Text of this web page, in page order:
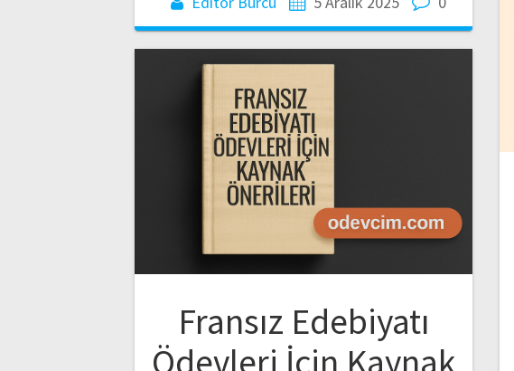
Fransız Edebiyatı
Ödevleri İçin Kaynak